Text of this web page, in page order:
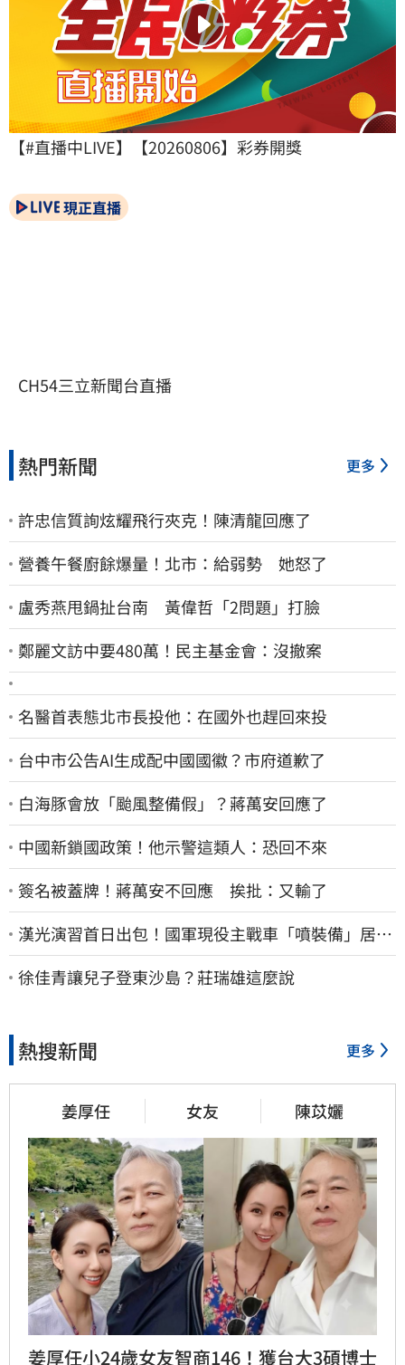
【#直播中LIVE】【20260806】彩券開獎
現正直播
CH54三立新聞台直播
熱門新聞 更多
許忠信質詢炫耀飛行夾克！陳清龍回應了
營養午餐廚餘爆量！北市：給弱勢 她怒了
盧秀燕甩鍋扯台南 黃偉哲「2問題」打臉
鄭麗文訪中要480萬！民主基金會：沒撤案
名醫首表態北市長投他：在國外也趕回來投
台中市公告AI生成配中國國徽？市府道歉了
白海豚會放「颱風整備假」？蔣萬安回應了
中國新鎖國政策！他示警這類人：恐回不來
簽名被蓋牌！蔣萬安不回應 挨批：又輸了
漢光演習首日出包！國軍現役主戰車「噴裝備」居民
撿到零件…軍方說話了
徐佳青讓兒子登東沙島？莊瑞雄這麼說
熱搜新聞 更多
姜厚任 女友 陳苡孋
姜厚任小24歲女友智商146！獲台大3碩博士